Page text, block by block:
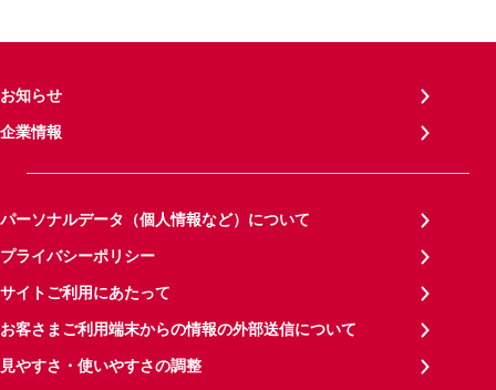
お知らせ
企業情報
パーソナルデータ（個人情報など）について
プライバシーポリシー
サイトご利用にあたって
お客さまご利用端末からの情報の外部送信について
見やすさ・使いやすさの調整